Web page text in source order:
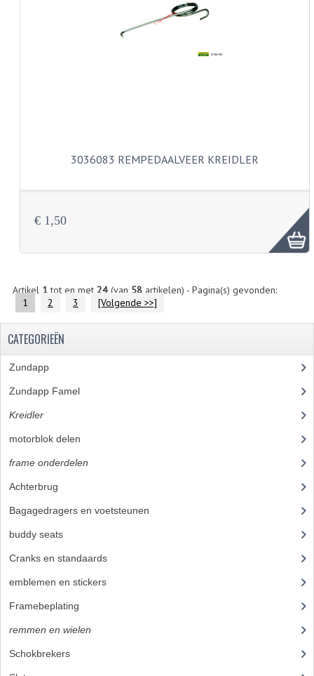
FOLDERS EN ONDERDELENBOEKEN
CONTACT
3036083 REMPEDAALVEER KREIDLER
€ 1,50
Artikel 1tot en met 24(van 58artikelen) - Pagina(s) gevonden:
1
2 3 [Volgende >>]
CATEGORIEËN
Zundapp
Zundapp Famel
Kreidler
motorblok delen
frame onderdelen
Achterbrug
Bagagedragers en voetsteunen
buddy seats
Cranks en standaards
emblemen en stickers
Framebeplating
remmen en wielen
Schokbrekers